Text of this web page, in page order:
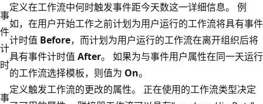
事
件
计
时
定义在工作流中何时触发事件距今天数这一详细信息。 例
如，在用户开始工作之前计划为用户运行的工作流将具有事件
计时值 Before，而计划为用户运行的工作流在离开组织后将
具有事件计时值 After。 如果为与事件用户属性在同一天运行
的工作流选择模板，则值为 On。
事
定义触发工作流的更改的属性。 正在使用的工作流类型决定